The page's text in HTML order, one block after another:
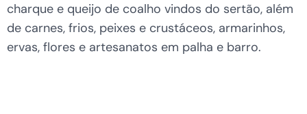
charque e queijo de coalho vindos do sertão, além
de carnes, frios, peixes e crustáceos, armarinhos,
ervas, flores e artesanatos em palha e barro.